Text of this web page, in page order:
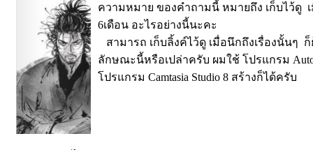
ความหมาย ของคำถามนี้ หมายถึง เก็บไว้ดู
6เดือน อะไรอย่างนี้นะคะ
สามารถ เก็บลิ้งค์ไว้ดู เมื่อนึกถึงเรื่องนั้นๆ
ลักษณะนี้หรือเปล่าครับ ผมใช้ โปรแกรม
โปรแกรม Camtasia Studio 8 สร้างก็ได้ครับ